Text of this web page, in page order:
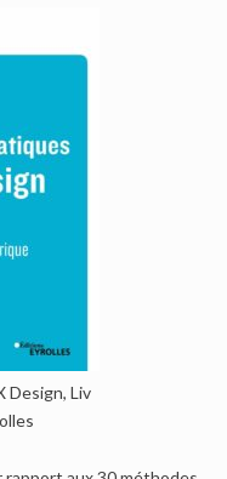
Design, Liv